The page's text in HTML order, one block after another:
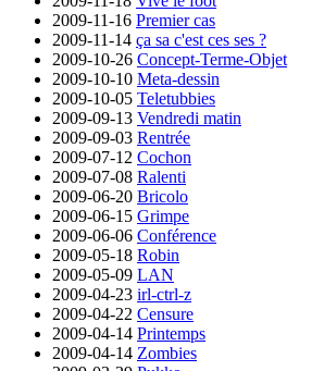
2009-11-16 Premier cas
2009-11-14 ça sa c'est ces ses ?
2009-10-26 Concept-Terme-Objet
2009-10-10 Meta-dessin
2009-10-05 Teletubbies
2009-09-13 Vendredi matin
2009-09-03 Rentrée
2009-07-12 Cochon
2009-07-08 Ralenti
2009-06-20 Bricolo
2009-06-15 Grimpe
2009-06-06 Conférence
2009-05-18 Robin
2009-05-09 LAN
2009-04-23 irl-ctrl-z
2009-04-22 Censure
2009-04-14 Printemps
2009-04-14 Zombies